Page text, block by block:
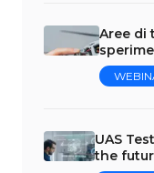
Aree di
UAS
the